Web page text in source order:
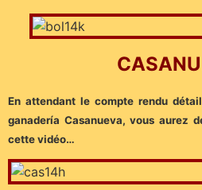
En attendant le compte rendu
ganadería Casanueva, vous aurez
cette vidéo…